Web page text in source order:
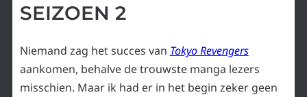
SEIZOEN 2
Niemand zag het succes van Tokyo Revengers
aankomen, behalve de trouwste manga lezers
misschien. Maar ik had er in het begin zeker geen